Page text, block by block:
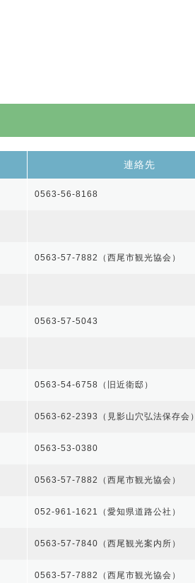
連絡先
0563-56-8168
0563-57-7882（西尾市観光協会）
0563-57-5043
0563-54-6758（旧近衛邸）
0563-62-2393（見影山穴弘法保存会）
0563-53-0380
0563-57-7882（西尾市観光協会）
052-961-1621（愛知県道路公社）
0563-57-7840（西尾観光案内所）
0563-57-7882（西尾市観光協会）